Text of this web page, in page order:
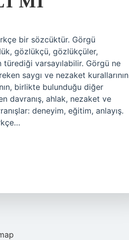
bir sözcüktür. Görgü
gözlükçü, gözlükçüler,
türediği varsayılabilir. Görgü ne
saygı ve nezaket kurallarının
birlikte bulunduğu diğer
davranış, ahlak, nezaket ve
deneyim, eğitim, anlayış.